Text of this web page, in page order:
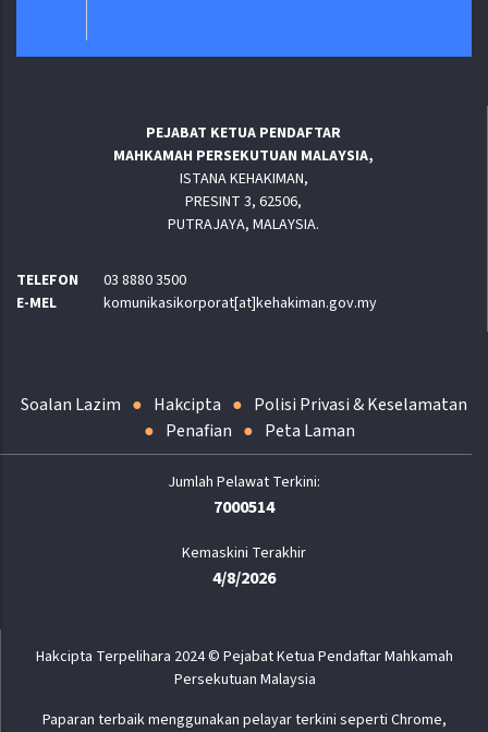
PEJABAT KETUA PENDAFTAR
MAHKAMAH PERSEKUTUAN MALAYSIA,
ISTANA KEHAKIMAN,
PRESINT 3, 62506,
PUTRAJAYA, MALAYSIA.
TELEFON
03 8880 3500
E-MEL
komunikasikorporat[at]kehakiman.gov.my
Soalan Lazim Hakcipta
Polisi Privasi & Keselamatan
Penafian
Peta Laman
7000514
Kemaskini Terakhir
4/8/2026
Hakcipta Terpelihara 2024 © Pejabat Ketua Pendaftar Mahkamah
Persekutuan Malaysia
Paparan terbaik menggunakan pelayar terkini seperti Chrome,